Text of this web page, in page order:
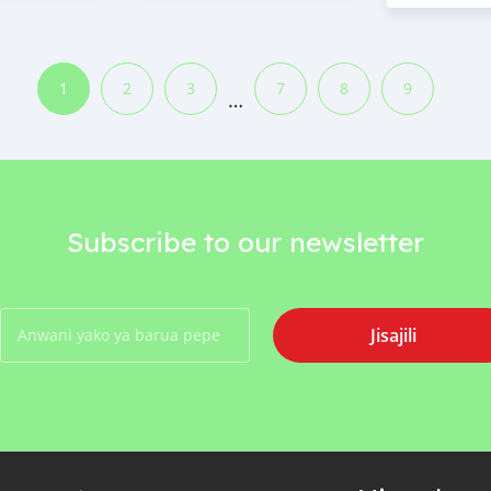
1 2 3 … 7 8 9
Subscribe to our newsletter
Jisajili